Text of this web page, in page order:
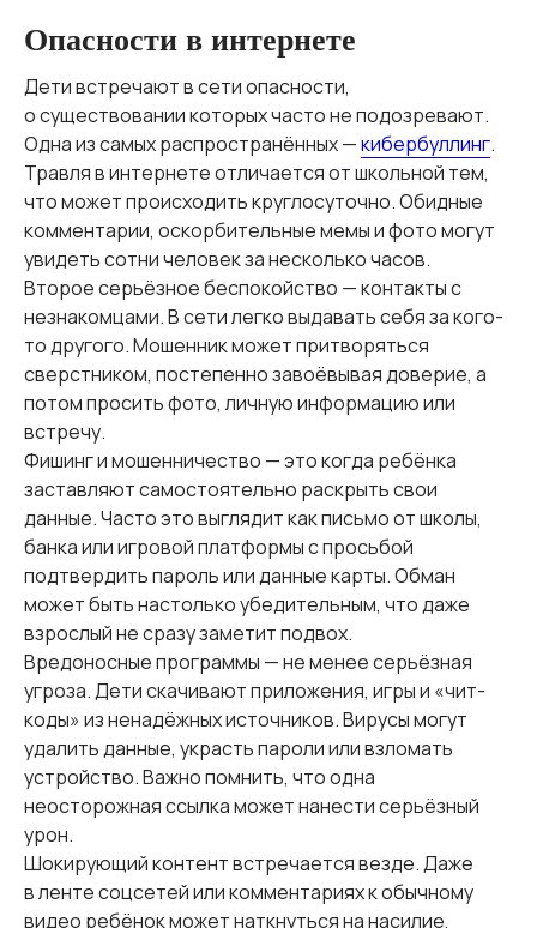
Опасности в интернете
Дети встречают в сети опасности,
о существовании которых часто не подозревают.
Одна из самых распространённых —кибербуллинг.
Травля в интернете отличается от школьной тем,
что может происходить круглосуточно. Обидные
комментарии, оскорбительные мемы и фото могут
увидеть сотни человек за несколько часов.
Второе серьёзное беспокойство — контакты с
незнакомцами. В сети легко выдавать себя за кого-
то другого. Мошенник может притворяться
сверстником, постепенно завоёвывая доверие, а
потом просить фото, личную информацию или
встречу.
Фишинг и мошенничество — это когда ребёнка
заставляют самостоятельно раскрыть свои
данные. Часто это выглядит как письмо от школы,
банка или игровой платформы с просьбой
подтвердить пароль или данные карты. Обман
может быть настолько убедительным, что даже
взрослый не сразу заметит подвох.
Вредоносные программы — не менее серьёзная
угроза. Дети скачивают приложения, игры и «чит-
коды» из ненадёжных источников. Вирусы могут
удалить данные, украсть пароли или взломать
устройство. Важно помнить, что одна
неосторожная ссылка может нанести серьёзный
урон.
Шокирующий контент встречается везде. Даже
в ленте соцсетей или комментариях к обычному
видео ребёнок может наткнуться на насилие,